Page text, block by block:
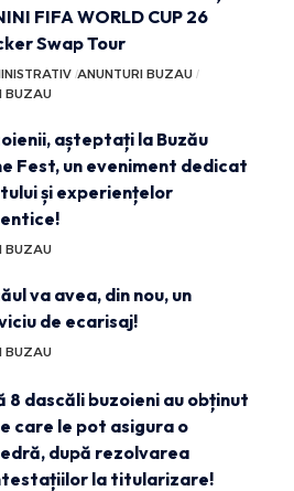
FIFA WORLD CUP 26
Swap Tour
ANUNTURI BUZAU
BUZAU
așteptați la Buzău
Fest, un eveniment dedicat
și experiențelor
BUZAU
va avea, din nou, un
de ecarisaj!
BUZAU
8 dascăli buzoieni au obținut
care le pot asigura o
după rezolvarea
la titularizare!